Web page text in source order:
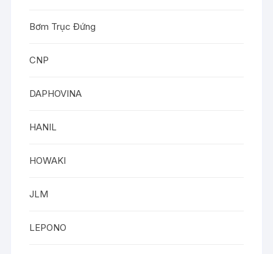
Bơm Trục Đứng
CNP
DAPHOVINA
HANIL
HOWAKI
JLM
LEPONO